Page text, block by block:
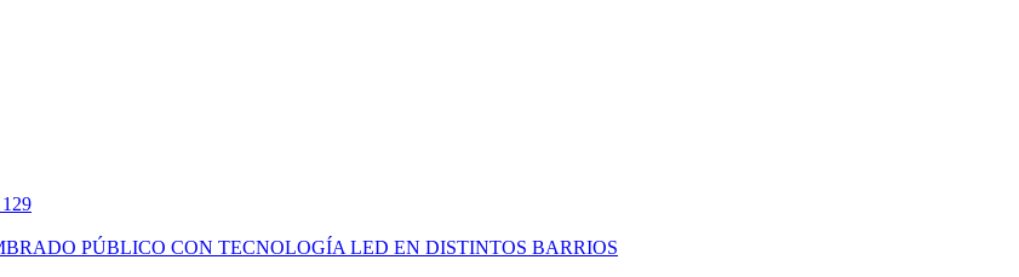
PÚBLICO CON TECNOLOGÍA LED EN DISTINTOS BARRIOS